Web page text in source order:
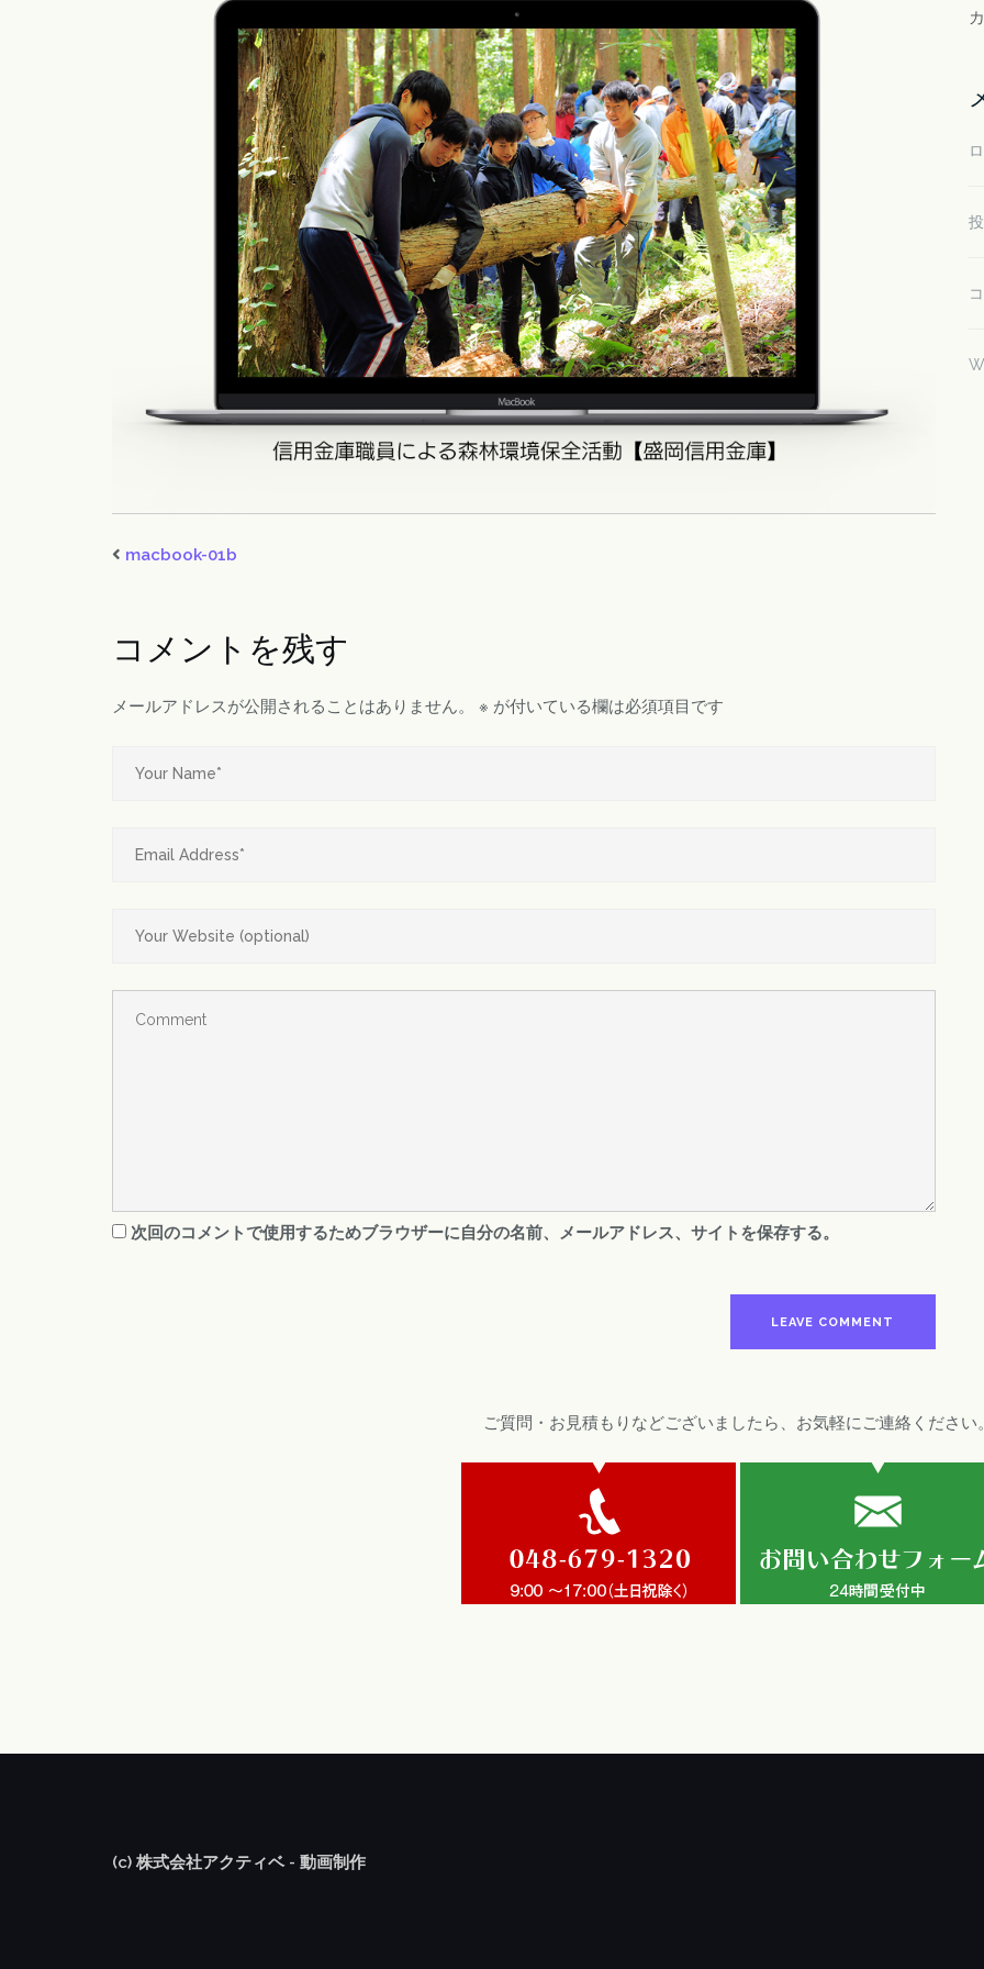
macbook-01b
コメントを残す
メールアドレスが公開されることはありません。 ※ が付いている欄は必須項目です
次回のコメントで使用するためブラウザーに自分の名前、メールアドレス、サイトを保存する。
ご質問・お見積もりなどございましたら、お気軽にご連絡ください
(c) 株式会社アクティベ - 動画制作